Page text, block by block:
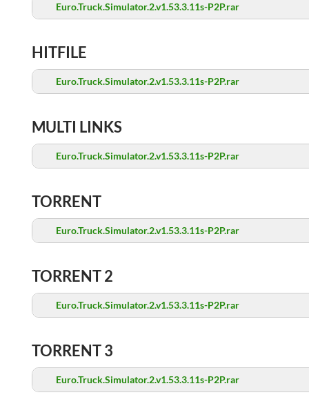
Euro.Truck.Simulator.2.v1.53.3.11s-P2P.rar
HITFILE
Euro.Truck.Simulator.2.v1.53.3.11s-P2P.rar
MULTI LINKS
Euro.Truck.Simulator.2.v1.53.3.11s-P2P.rar
TORRENT
Euro.Truck.Simulator.2.v1.53.3.11s-P2P.rar
TORRENT 2
Euro.Truck.Simulator.2.v1.53.3.11s-P2P.rar
TORRENT 3
Euro.Truck.Simulator.2.v1.53.3.11s-P2P.rar